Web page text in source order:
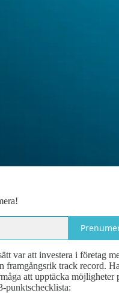
var att investera i företag
framgångsrik track record.
att upptäcka möjligheter
punktschecklista: